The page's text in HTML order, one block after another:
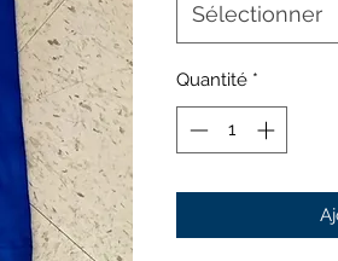
Sélectionner
Quantité *